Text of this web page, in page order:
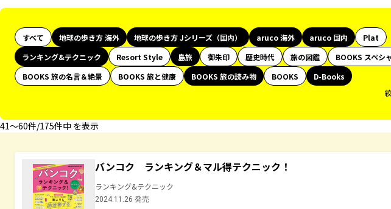
すべて 地球の歩き方 海外 地球の歩き方 Jシリーズ（国内） aruco 海外 aruco 国内
Plat
ランキング&テクニック
Resort Style 島旅 御朱印 歴史時代 旅の図鑑
BOOKS スペシ
BOOKS 旅の名言＆絶景
BOOKS 旅と健康 BOOKS 旅の読み物 BOOKS
D-Books
41〜60件/175件中 を表示
バンコク ランキング＆マル得テクニック！
ランキング&テクニック
2024.11.26 発売